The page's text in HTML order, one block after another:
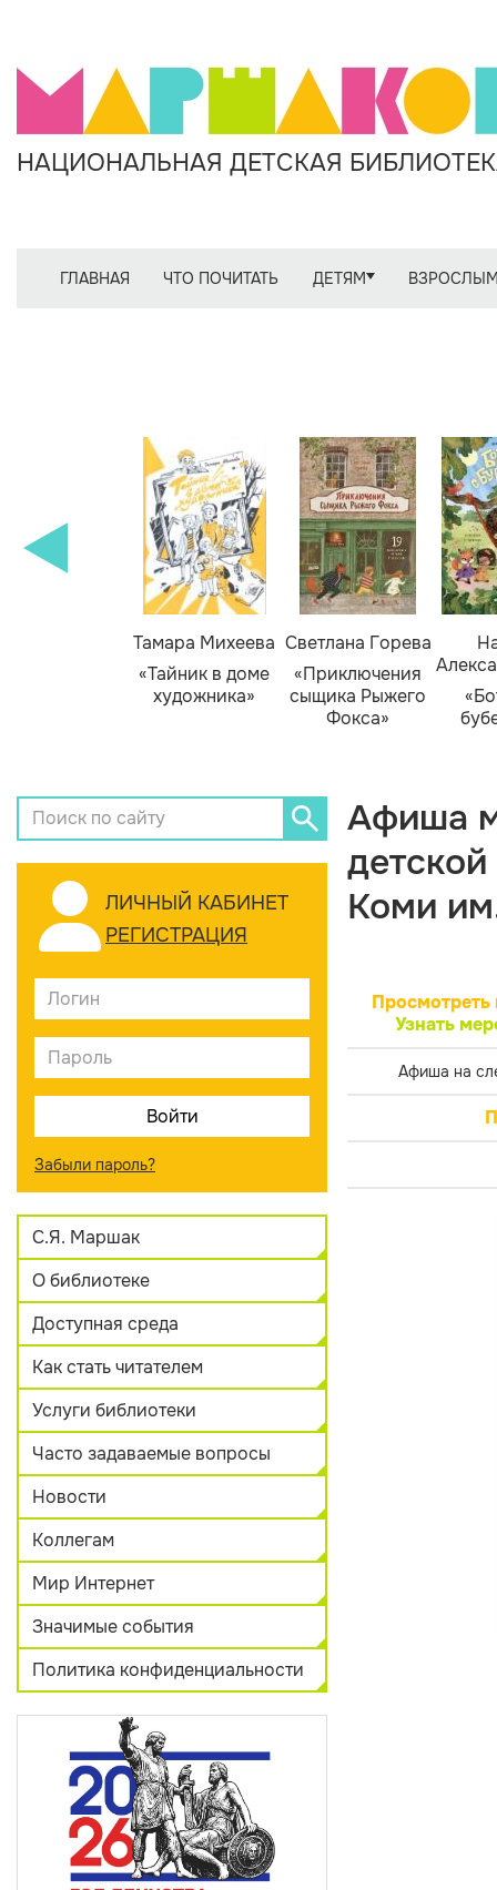
НАЦИОНАЛЬНАЯ ДЕТСКАЯ
ГЛАВНАЯ ЧТО ПОЧИТАТЬ ДЕТЯМ
Тамара Михеева
«Тайник в доме
художника»
Светлана Горева
«Приключения
сыщика Рыжего
Фокса»
ЛИЧНЫЙ КАБИНЕТ
РЕГИСТРАЦИЯ
Забыли пароль?
С.Я. Маршак
О библиотеке
Доступная среда
Как стать читателем
Услуги библиотеки
Часто задаваемые вопросы
Новости
Коллегам
Мир Интернет
Значимые события
Политика конфиденциальности
Афиша
Коми
Просмотреть
Узнать
Афиша на